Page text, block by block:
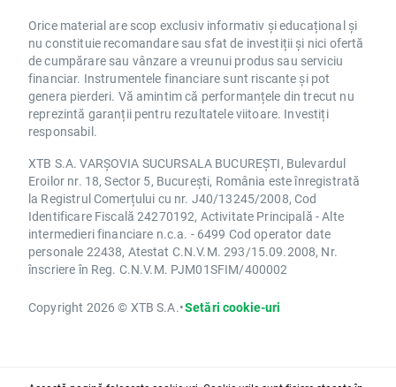
Orice material are scop exclusiv informativ și educațional și
nu constituie recomandare sau sfat de investiții și nici ofertă
de cumpărare sau vânzare a vreunui produs sau serviciu
financiar. Instrumentele financiare sunt riscante și pot
genera pierderi. Vă amintim că performanțele din trecut nu
reprezintă garanții pentru rezultatele viitoare. Investiți
responsabil.
XTB S.A. VARȘOVIA SUCURSALA BUCUREȘTI, Bulevardul
Eroilor nr. 18, Sector 5, București, România este înregistrată
la Registrul Comerțului cu nr. J40/13245/2008, Cod
Identificare Fiscală 24270192, Activitate Principală - Alte
intermedieri financiare n.c.a. - 6499 Cod operator date
personale 22438, Atestat C.N.V.M. 293/15.09.2008, Nr.
înscriere în Reg. C.N.V.M. PJM01SFIM/400002
Copyright 2026 © XTB S.A.•Setări cookie-uri